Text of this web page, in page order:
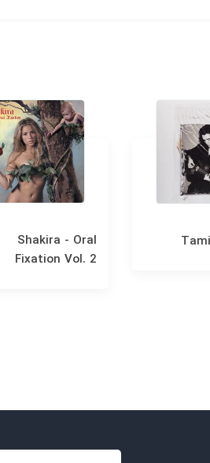
Shakira - Oral
Fixation Vol. 2